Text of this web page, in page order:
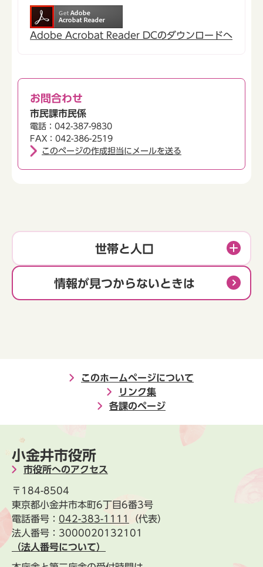
Adobe Acrobat Reader DCのダウンロードへ
お問合わせ
市民課市民係
電話：042-387-9830
FAX：042-386-2519
このページの作成担当にメールを送る
世帯と人口
情報が見つからないときは
このホームページについて
リンク集
各課のページ
小金井市役所
市役所へのアクセス
〒184-8504
東京都小金井市本町6丁目6番3号
電話番号： 042-383-1111
（代表）
法人番号：3000020132101
（法人番号について）